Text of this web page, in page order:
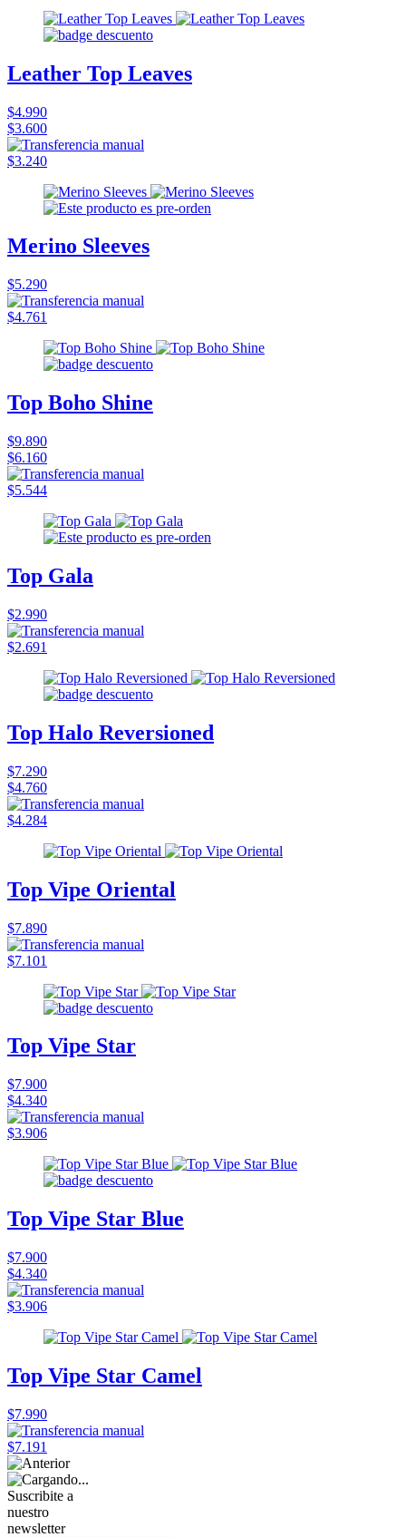
Leather Top Leaves
$4.990
$3.600
$3.240
Merino Sleeves
$5.290
$4.761
Top Boho Shine
$9.890
$6.160
$5.544
Top Gala
$2.990
$2.691
Top Halo Reversioned
$7.290
$4.760
$4.284
Top Vipe Oriental
$7.890
$7.101
Top Vipe Star
$7.900
$4.340
$3.906
Top Vipe Star Blue
$7.900
$4.340
$3.906
Top Vipe Star Camel
$7.990
$7.191
Suscribite a
nuestro
newsletter